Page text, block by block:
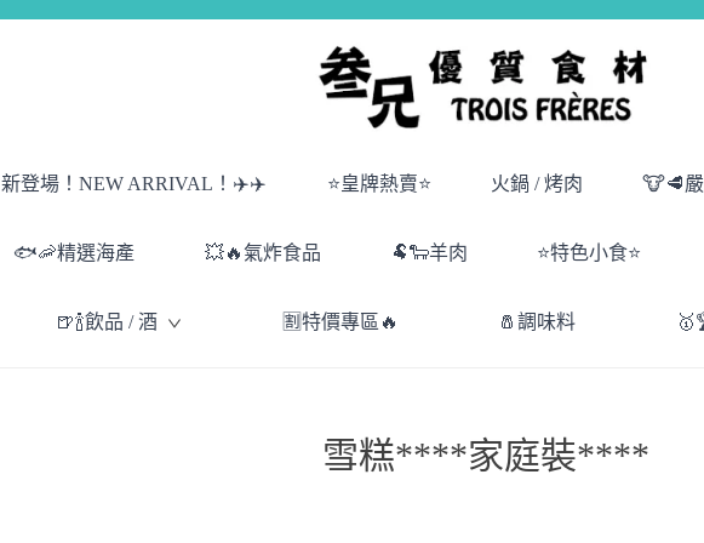
新登場！NEW ARRIVAL！✈️✈️ ⭐皇牌熱賣⭐ 火鍋 / 烤肉 🐮🥩
🐟🦐精選海產 💥🔥氣炸食品 🐏🐑羊肉 ⭐特色小食⭐
🍺🍾飲品 / 酒 🈹特價專區🔥 🧂調味料
雪糕****家庭裝****